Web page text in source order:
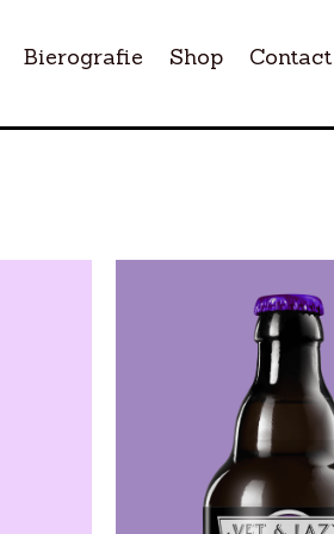
Bierografie Shop Contact